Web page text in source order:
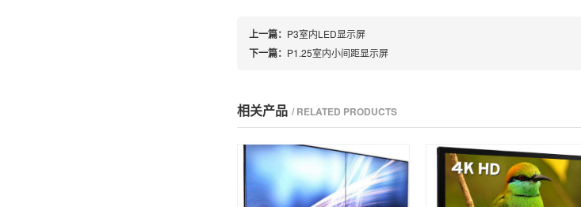
上一篇： P3室内LED显示屏
下一篇： P1.25室内小间距显示屏
相关产品 / RELATED PRODUCTS